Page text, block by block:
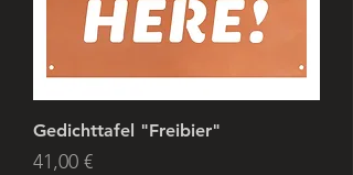
Gedichttafel "Freibier"
Preis
41,00 €